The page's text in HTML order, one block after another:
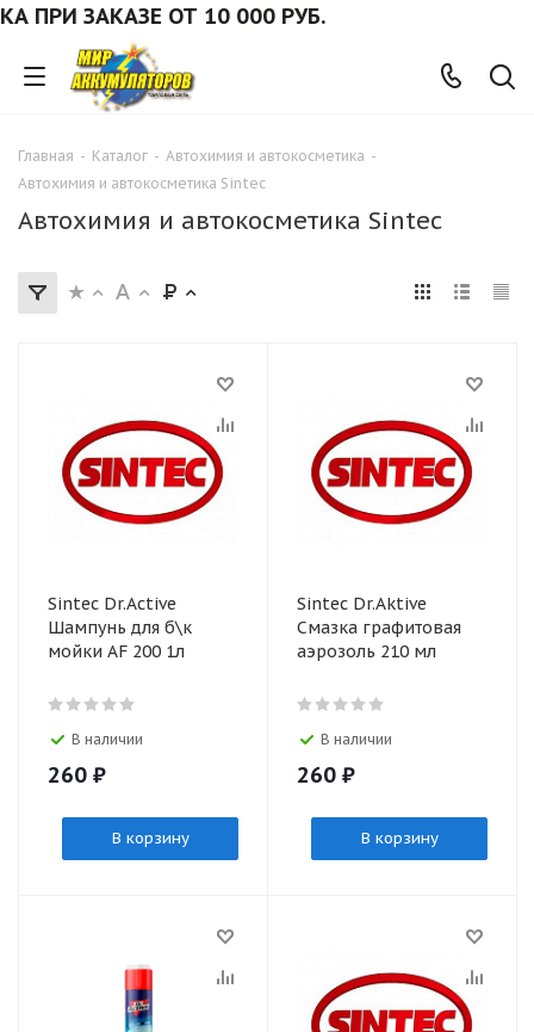
ЗАКАЗЕ ОТ 10 000 РУБ.
Главная - Каталог - Автохимия и автокосметика -
Автохимия и автокосметика Sintec
Автохимия и автокосметика Sintec
Sinteс Dr.Active
Шампунь для б\к
мойки AF 200 1л
В наличии
260 ₽
В корзину
Sintec Dr.Aktive
Смазка графитовая
аэрозоль 210 мл
В наличии
260 ₽
В корзину